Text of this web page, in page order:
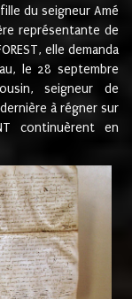
du seigneur Amé
représentante de
elle demanda
le 28 septembre
seigneur de
à régner sur
continuèrent en